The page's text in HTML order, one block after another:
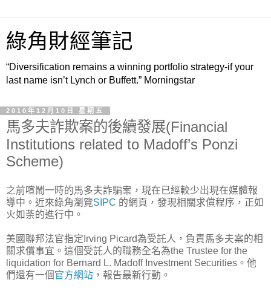
綠角財經筆記
“Diversification remains a winning portfolio strategy-if your
last name isn’t Lynch or Buffett.” Morningstar
2010年12月10日 星期五
馬多夫詐欺案的後續發展(Financial
Institutions related to Madoff’s Ponzi
Scheme)
之前喧鬧一時的馬多夫詐騙案，現在已經較少出現在媒體報
導中。近來綠角瀏覽SIPC 的網頁，發現相關求償程序，正如
火如荼的進行中。
美國聯邦法官指定Irving Picard為受託人，負責馬多夫案的相
關求償事宜。這個受託人的職務全名為the Trustee for the
liquidation for Bernard L. Madoff Investment Securities。他
們還有一個 官方網站 ，報告最新行動。